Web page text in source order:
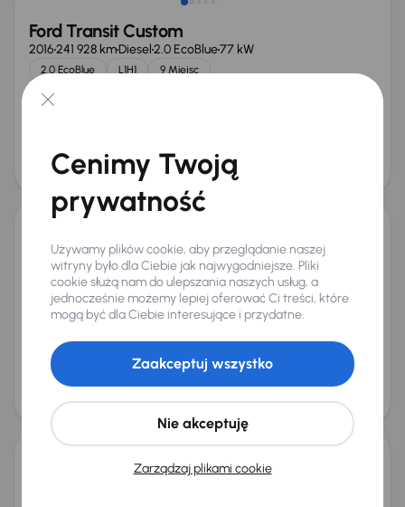
Ford Transit Custom
2016241 928 kmDiesel2.0 EcoBlue77 kW
2.0 EcoBlue L1H1 9 Miejsc
od 268 zł
obniżką
46 000 zł
Możliwość odliczenia VAT
Ford Transit Custom
2018142 220 km Diesel2.0 EcoBlue96 kW
Od pierwszego właściciela Auta krajowe
2.0 EcoBlue
L2H1
+7 kolejnych
od 345 zł
Cena
58 000 zł
Możliwość odliczenia VAT
Ford Transit Custom
Cenimy Twoją
prywatność
Używamy plików cookie, aby przeglądanie naszej
witryny było dla Ciebie jak najwygodniejsze. Pliki
cookie służą nam do ulepszania naszych usług, a
jednocześnie możemy lepiej oferować Ci treści, które
mogą być dla Ciebie interesujące i przydatne.
Zarządzaj plikami cookie
Nie akceptuję
Zaakceptuj wszystko